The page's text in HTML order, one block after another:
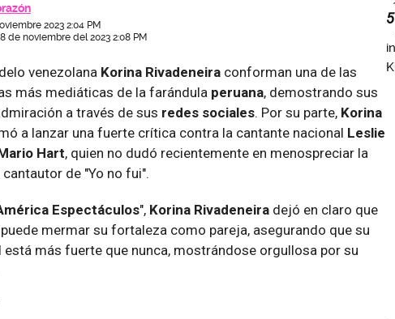
2023 2:04 PM
de noviembre del 2023 2:08 PM
venezolana Korina Rivadeneira conforman una de las
más mediáticas de la farándula peruana, demostrando sus
a través de sus redes sociales. Por su parte, Korina
a lanzar una fuerte crítica contra la cantante nacional Leslie
Hart, quien no dudó recientemente en menospreciar la
de "Yo no fui".
Espectáculos", Korina Rivadeneira dejó en claro que
mermar su fortaleza como pareja, asegurando que su
más fuerte que nunca, mostrándose orgullosa por su
5